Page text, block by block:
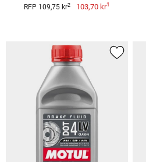
RFP 109,75 kr2 103,70 kr1